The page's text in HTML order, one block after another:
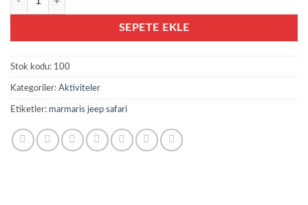
SEPETE EKLE
Stok kodu: 100
Kategoriler: Aktiviteler
Etiketler: marmaris jeep safari